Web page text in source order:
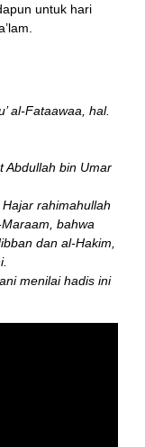
untuk hari
al-Fataawaa, hal.
Abdullah bin Umar
rahimahullah
bahwa
dan al-Hakim,
menilai hadis ini